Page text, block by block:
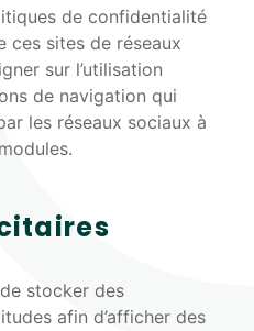
de confidentialité
ces sites de réseaux
sur l’utilisation
de navigation qui
les réseaux sociaux à
stocker des
afin d’afficher des